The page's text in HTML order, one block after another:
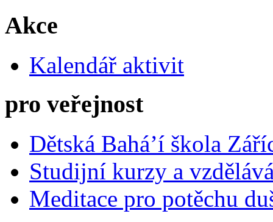
Akce
Kalendář aktivit
pro veřejnost
Dětská Bahá’í škola
Studijní kurzy a
Meditace pro potěchu